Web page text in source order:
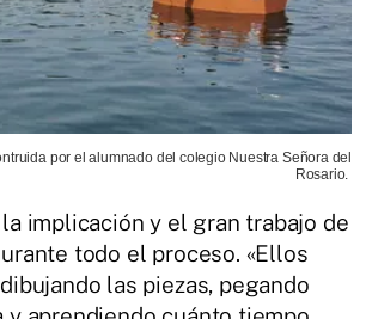
por el alumnado del colegio Nuestra Señora del
Rosario.
implicación y el gran trabajo de
todo el proceso. «Ellos
las piezas, pegando